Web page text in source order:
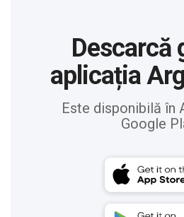
Descarcă
aplicația
Este disponibilă în
Google